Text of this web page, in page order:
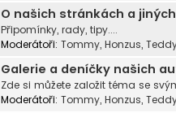
O našich stránkách a
Připomínky, rady, tipy....
Moderátoři: Tommy, Honzus,
Galerie a deníčky našich
Zde si můžete založit téma se
Moderátoři: Tommy, Honzus,